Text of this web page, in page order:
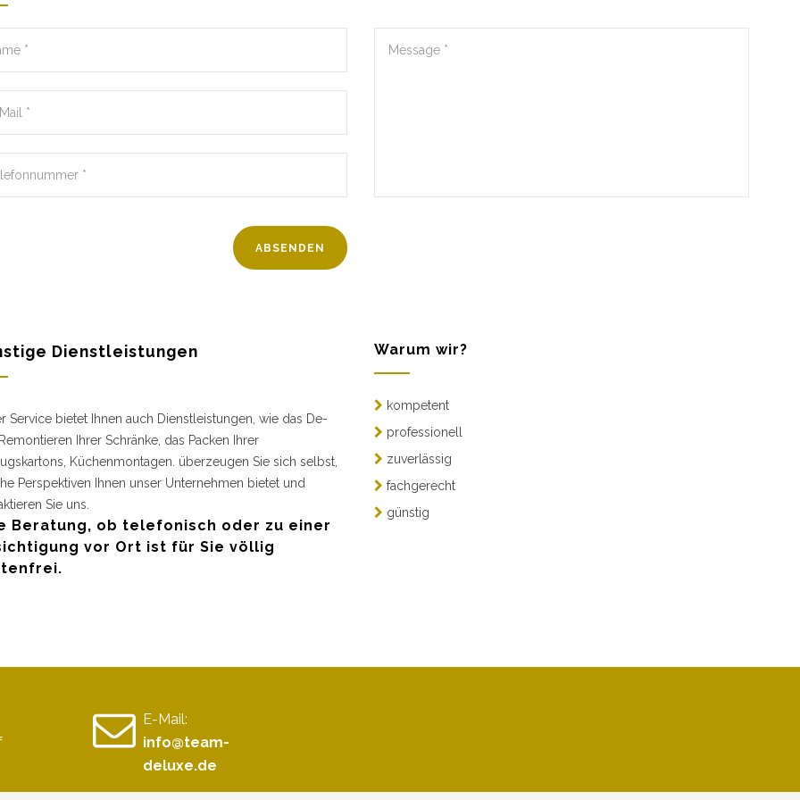
Dienstleistungen
Service bietet Ihnen auch Dienstleistungen, wie das De-
Ihrer Schränke, das Packen Ihrer
Küchenmontagen. überzeugen Sie sich selbst,
Perspektiven Ihnen unser Unternehmen bietet und
Sie uns.
Beratung, ob telefonisch oder zu einer
vor Ort ist für Sie völlig
Warum wir?
kompetent
professionell
zuverlässig
fachgerecht
günstig
E-Mail:
info@team-
deluxe.de